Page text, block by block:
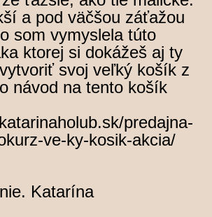
a pod väčšou záťažou
som vymyslela túto
ktorej si dokážeš aj ty
svoj veľký košík z
návod na tento košík
predajna-
ve-ky-kosik-akcia/
Katarína